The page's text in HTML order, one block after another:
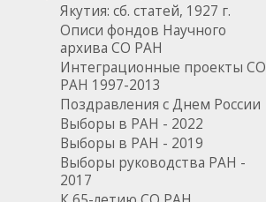
Якутия: сб. статей, 1927 г.
Описи фондов Научного
архива СО РАН
Интеграционные проекты СО
РАН 1997-2013
Поздравления с Днем России
Выборы в РАН - 2022
Выборы в РАН - 2019
Выборы руководства РАН -
2017